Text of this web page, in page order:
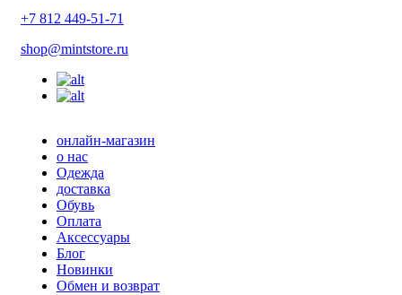
+7 812 449-51-71
shop@mintstore.ru
онлайн-магазин
о нас
Одежда
доставка
Обувь
Оплата
Аксессуары
Блог
Новинки
Обмен и возврат